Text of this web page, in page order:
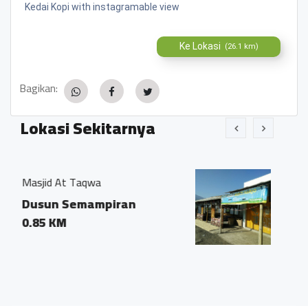
Kedai Kopi with instagramable view
Ke Lokasi (26.1 km)
Bagikan:
Lokasi Sekitarnya
Bakso Mukti Harjo
Jalan Magelang-
24 Jarakan,
Pakis, Magelang